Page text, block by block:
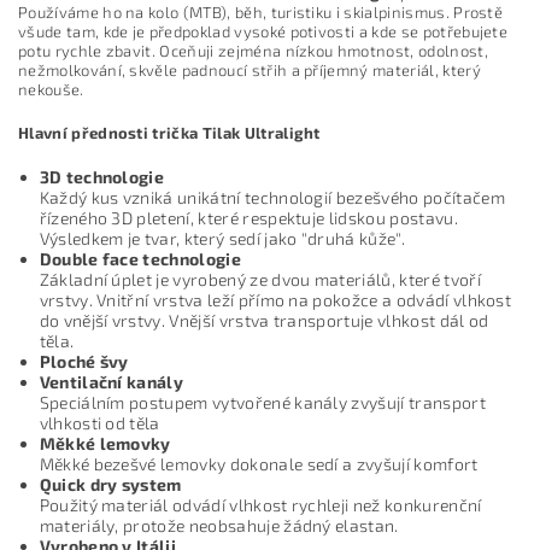
Používáme ho na kolo (MTB), běh, turistiku i skialpinismus. Prostě
všude tam, kde je předpoklad vysoké potivosti a kde se potřebujete
potu rychle zbavit. Oceňuji zejména nízkou hmotnost, odolnost,
nežmolkování, skvěle padnoucí střih a příjemný materiál, který
nekouše.
Hlavní přednosti trička Tilak Ultralight
3D technologie
Každý kus vzniká unikátní technologií bezešvého počítačem
řízeného 3D pletení, které respektuje lidskou postavu.
Výsledkem je tvar, který sedí jako "druhá kůže".
Double face technologie
Základní úplet je vyrobený ze dvou materiálů, které tvoří
vrstvy. Vnitřní vrstva leží přímo na pokožce a odvádí vlhkost
do vnější vrstvy. Vnější vrstva transportuje vlhkost dál od
těla.
Ploché švy
Ventilační kanály
Speciálním postupem vytvořené kanály zvyšují transport
vlhkosti od těla
Měkké lemovky
Měkké bezešvé lemovky dokonale sedí a zvyšují komfort
Quick dry system
Použitý materiál odvádí vlhkost rychleji než konkurenční
materiály, protože neobsahuje žádný elastan.
Vyrobeno v Itálii